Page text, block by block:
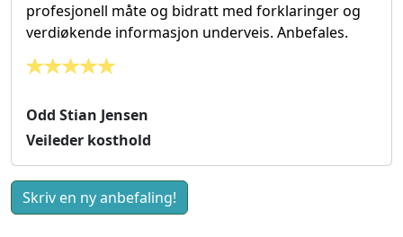
profesjonell måte og bidratt med forklaringer og
verdiøkende informasjon underveis. Anbefales.
Odd Stian Jensen
Veileder kosthold
Skriv en ny anbefaling!